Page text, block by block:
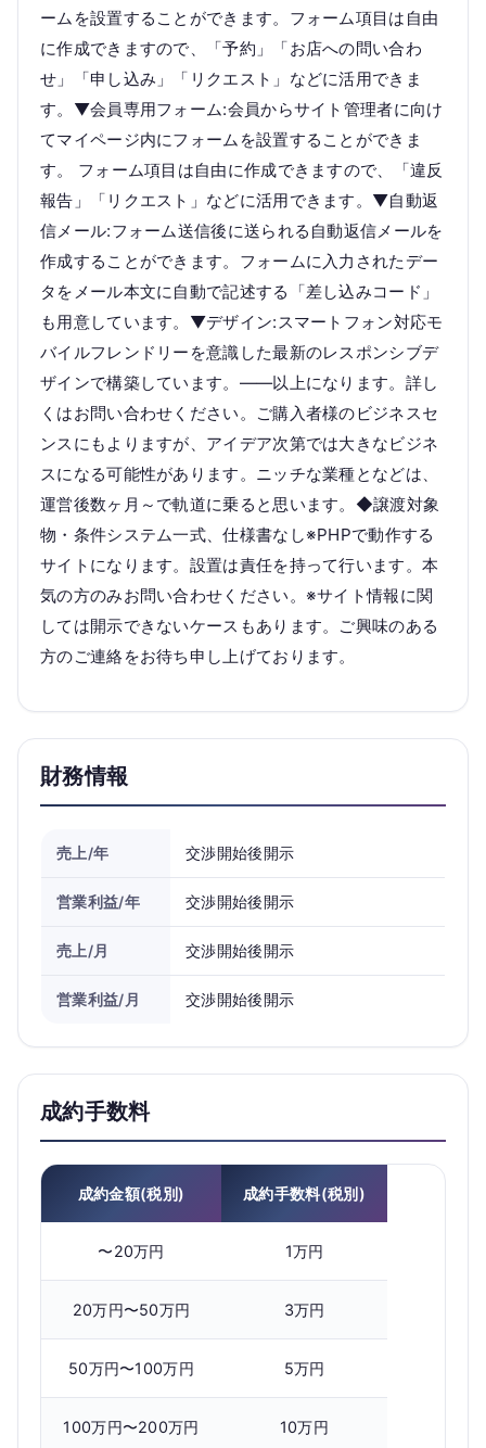
ームを設置することができます。フォーム項目は自由
に作成できますので、「予約」「お店への問い合わ
せ」「申し込み」「リクエスト」などに活用できま
す。▼会員専用フォーム:会員からサイト管理者に向け
てマイページ内にフォームを設置することができま
す。 フォーム項目は自由に作成できますので、「違反
報告」「リクエスト」などに活用できます。▼自動返
信メール:フォーム送信後に送られる自動返信メールを
作成することができます。フォームに入力されたデー
タをメール本文に自動で記述する「差し込みコード」
も用意しています。▼デザイン:スマートフォン対応モ
バイルフレンドリーを意識した最新のレスポンシブデ
ザインで構築しています。——以上になります。詳し
くはお問い合わせください。ご購入者様のビジネスセ
ンスにもよりますが、アイデア次第では大きなビジネ
スになる可能性があります。ニッチな業種となどは、
運営後数ヶ月～で軌道に乗ると思います。◆譲渡対象
物・条件システム一式、仕様書なし※PHPで動作する
サイトになります。設置は責任を持って行います。本
気の方のみお問い合わせください。※サイト情報に関
しては開示できないケースもあります。ご興味のある
方のご連絡をお待ち申し上げております。
財務情報
売上/年 交渉開始後開示
営業利益/年 交渉開始後開示
売上/月 交渉開始後開示
営業利益/月 交渉開始後開示
成約手数料
成約金額(税別) 成約手数料(税別)
〜20万円 1万円
20万円〜50万円 3万円
50万円〜100万円 5万円
100万円〜200万円 10万円